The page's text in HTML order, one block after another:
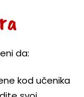
da:
kod učenika